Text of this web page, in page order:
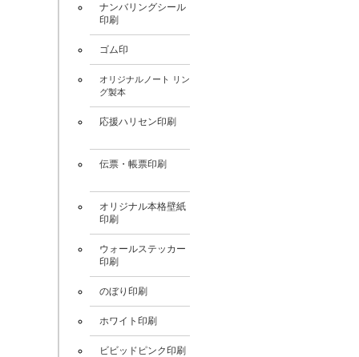
ナンバリングシール
印刷
ゴム印
オリジナルノート リン
グ製本
応援ハリセン印刷
伝票・帳票印刷
オリジナル本格壁紙
印刷
ウォールステッカー
印刷
のぼり印刷
ホワイト印刷
ビビッドピンク印刷